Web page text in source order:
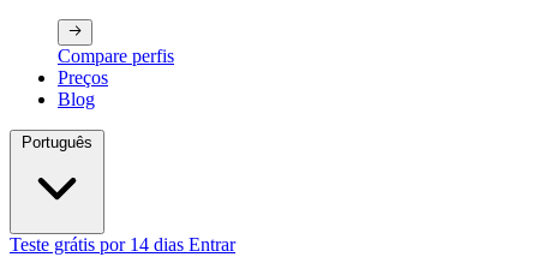
Compare perfis
Preços
Blog
Teste grátis por 14 dias Entrar